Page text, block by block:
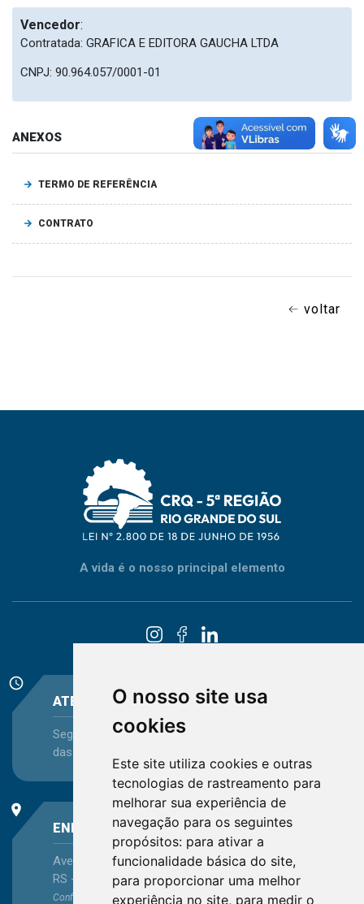
O nosso site usa
cookies
Este site utiliza cookies e outras
tecnologias de rastreamento para
melhorar sua experiência de
navegação para os seguintes
propósitos: para ativar a
funcionalidade básica do site,
para proporcionar uma melhor
experiência no site, para medir o
Vencedor:
Contratada: GRAFICA E EDITORA GAUCHA LTDA
CNPJ: 90.964.057/0001-01
ANEXOS
TERMO DE REFERÊNCIA
CONTRATO
voltar
A vida é o nosso principal elemento
schedule
ATENDIMENTO
Segunda-feira a Sexta-feira - das 08:30 às 12:15 e
das 13:30 às 16:45
place
ENDEREÇO
Avenida Itaqui, 45, Bairro Petrópolis, Porto Alegre -
RS - CEP 90460-140
Confira as demaislocalizações no Estado